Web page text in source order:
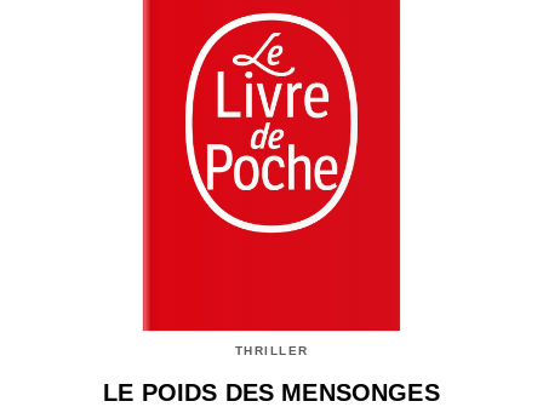
THRILLER
LE POIDS DES MENSONGES